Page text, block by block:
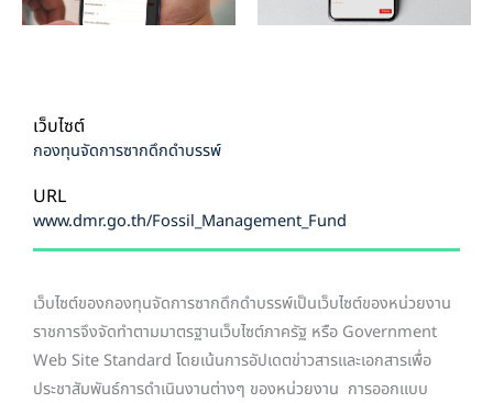
เว็บไซต์
กองทุนจัดการซากดึกดำบรรพ์
URL
www.dmr.go.th/Fossil_Management_Fund
เว็บไซต์ของกองทุนจัดการซากดึกดำบรรพ์เป็นเว็บไซต์ของหน่วยงาน
ราชการจึงจัดทำตามมาตรฐานเว็บไซต์ภาครัฐ หรือ Government
Web Site Standard โดยเน้นการอัปเดตข่าวสารและเอกสารเพื่อ
ประชาสัมพันธ์การดำเนินงานต่างๆ ของหน่วยงาน การออกแบบ